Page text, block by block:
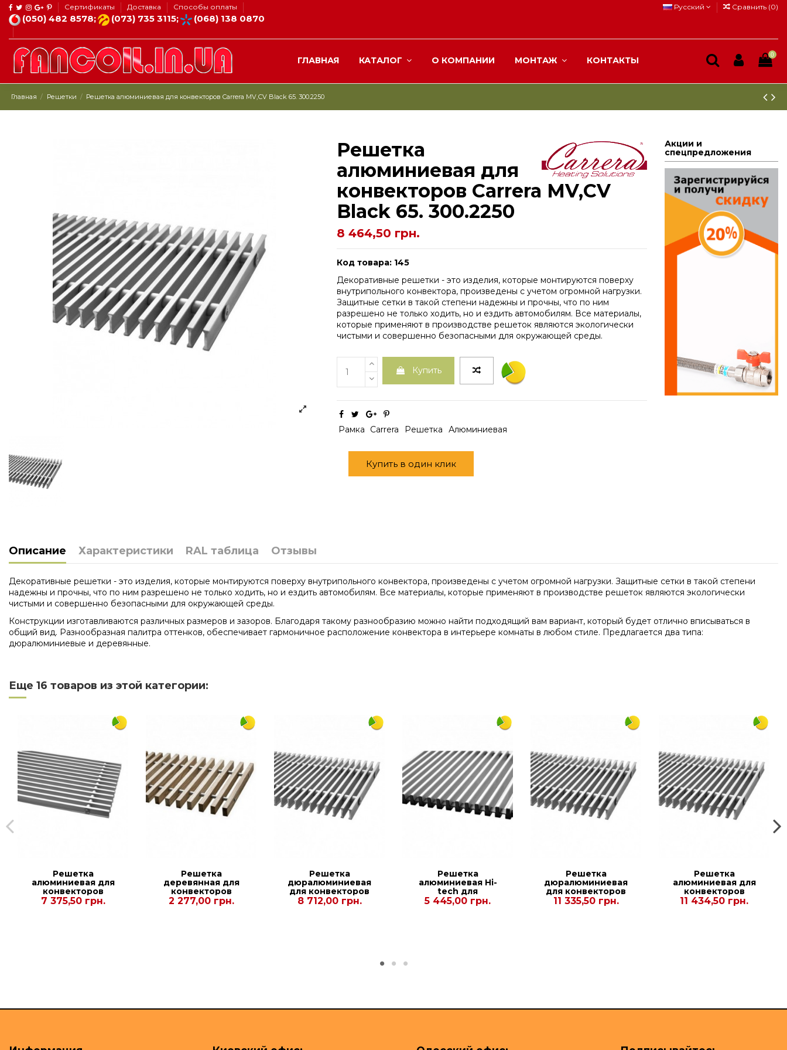
Сертификаты Доставка Способы оплаты
(050) 482 8578; (073) 735 3115; (068) 138 0870
Русский Сравнить (0)
ГЛАВНАЯ КАТАЛОГ О КОМПАНИИ МОНТАЖ КОНТАКТЫ
0
Главная Решетки Решетка алюминиевая для конвекторов Carrera МV,СV Black 65. 300.2250
Решетка
алюминиевая для
конвекторов Carrera МV,СV
Black 65. 300.2250
8 464,50 грн.
Код товара: 145
Декоративные решетки - это изделия, которые монтируются поверху
внутрипольного конвектора, произведены с учетом огромной нагрузки.
Защитные сетки в такой степени надежны и прочны, что по ним
разрешено не только ходить, но и ездить автомобилям. Все материалы,
которые применяют в производстве решеток являются экологически
чистыми и совершенно безопасными для окружающей среды.
Купить
Рамка Carrera Решетка Алюминиевая
Купить в один клик
Акции и
спецпредложения
Описание Характеристики RAL таблица Отзывы
Декоративные решетки - это изделия, которые монтируются поверху внутрипольного конвектора, произведены с учетом огромной нагрузки. Защитные сетки в такой степени
надежны и прочны, что по ним разрешено не только ходить, но и ездить автомобилям. Все материалы, которые применяют в производстве решеток являются экологически
чистыми и совершенно безопасными для окружающей среды.
Конструкции изготавливаются различных размеров и зазоров. Благодаря такому разнообразию можно найти подходящий вам вариант, который будет отлично вписываться в
общий вид. Разнообразная палитра оттенков, обеспечивает гармоничное расположение конвектора в интерьере комнаты в любом стиле. Предлагается два типа:
дюралюминиевые и деревянные.
Ширина
Еще 16 товаров из этой категории:
Решетка
алюминиевая для
конвекторов
Carrera СV Inox
90/120. 300.1750
7 375,50 грн.
Решетка
деревянная для
конвекторов
Carrera С Black
90/120. 230.1500
2 277,00 грн.
Решетка
дюралюминиевая
для конвекторов
Polvax
KVM.380.1750.90
8 712,00 грн.
Решетка
алюминиевая Hi-
tech для
конвекторов
Carrera CV2 Hydro
5 445,00 грн.
Решетка
дюралюминиевая
для конвекторов
Рolvax KV-
D.PLUS.PREMIUM
11 335,50 грн.
Решетка
алюминиевая для
конвекторов
Carrera М2,С2 Inox
65. 380.2750
11 434,50 грн.